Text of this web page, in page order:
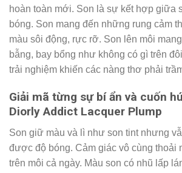
hoàn toàn mới. Son là sự kết hợp giữa
bóng. Son mang đến những rung cảm
màu sôi động, rực rỡ. Son lên môi
bẫng, bay bổng như không có gì trên
trải nghiệm khiến các nàng thơ phải
Giải mã từng sự bí ẩn và cuốn
Diorly Addict Lacquer Plump
Son giữ màu và lì như son tint nhưng
được độ bóng. Cảm giác vô cùng thoải
trên môi cả ngày. Màu son có nhũ lấp